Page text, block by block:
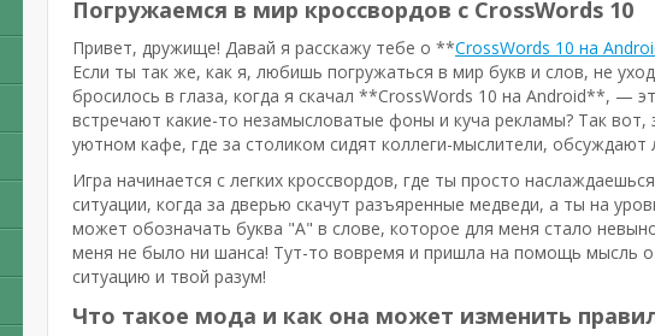
Погружаемся в мир кроссвордов с CrossWords 10
Привет, дружище! Давай я расскажу тебе о **CrossWords 10 на
Если ты так же, как я, любишь погружаться в мир букв и слов, не
бросилось в глаза, когда я скачал **CrossWords 10 на Android**, —
встречают какие-то незамысловатые фоны и куча рекламы? Так
уютном кафе, где за столиком сидят коллеги-мыслители,
Игра начинается с легких кроссвордов, где ты просто
ситуации, когда за дверью скачут разъяренные медведи, а ты на
может обозначать буква "А" в слове, которое для меня стало
меня не было ни шанса! Тут-то вовремя и пришла на помощь
ситуацию и твой разум!
Что такое мода и как она может изменить